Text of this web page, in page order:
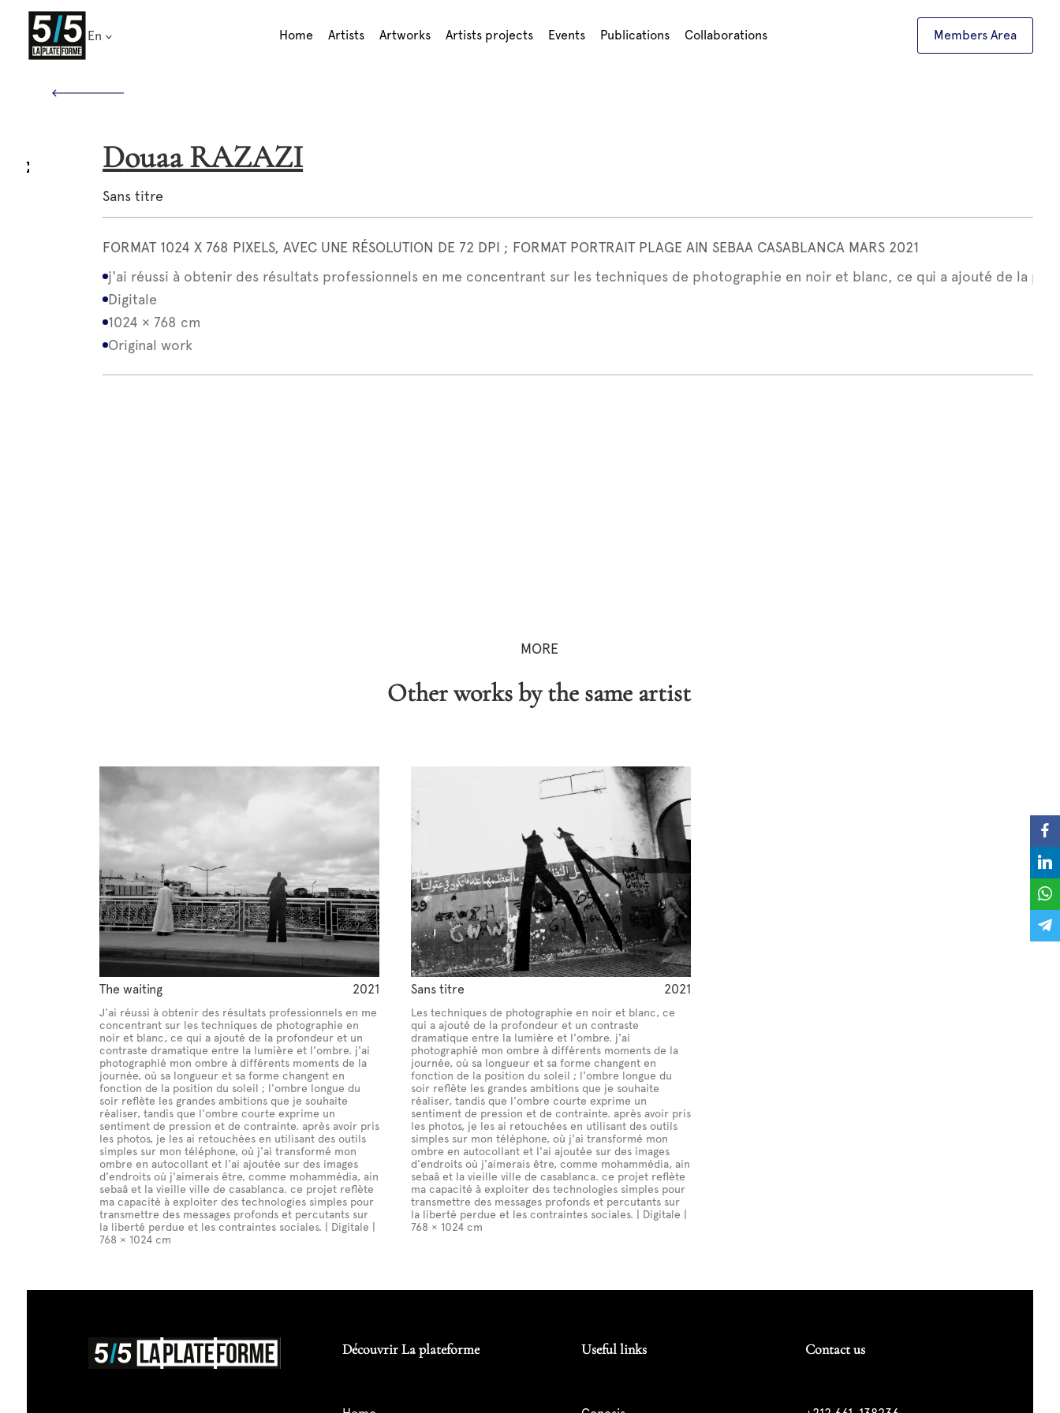
Skip
to
content
En Home Artists Artworks Artists projects Events Publications Collaborations Members Area
Douaa RAZAZI
Sans titre
FORMAT 1024 X 768 PIXELS, AVEC UNE RÉSOLUTION DE 72 DPI ; FORMAT PORTRAIT PLAGE AIN SEBAA CASABLANCA MARS 2021
j'ai réussi à obtenir des résultats professionnels en me concentrant sur les techniques de photographie en noir et blanc, ce qui a ajouté de la
Digitale
1024 × 768 cm
Original work
MORE
Other works by the same artist
The waiting 2021
J'ai réussi à obtenir des résultats professionnels en me
concentrant sur les techniques de photographie en
noir et blanc, ce qui a ajouté de la profondeur et un
contraste dramatique entre la lumière et l'ombre. j'ai
photographié mon ombre à différents moments de la
journée, où sa longueur et sa forme changent en
fonction de la position du soleil ; l'ombre longue du
soir reflète les grandes ambitions que je souhaite
réaliser, tandis que l'ombre courte exprime un
sentiment de pression et de contrainte. après avoir pris
les photos, je les ai retouchées en utilisant des outils
simples sur mon téléphone, où j'ai transformé mon
ombre en autocollant et l'ai ajoutée sur des images
d'endroits où j'aimerais être, comme mohammédia, ain
sebaâ et la vieille ville de casablanca. ce projet reflète
ma capacité à exploiter des technologies simples pour
transmettre des messages profonds et percutants sur
la liberté perdue et les contraintes sociales. | Digitale |
768 × 1024 cm
Sans titre 2021
Les techniques de photographie en noir et blanc, ce
qui a ajouté de la profondeur et un contraste
dramatique entre la lumière et l'ombre. j'ai
photographié mon ombre à différents moments de la
journée, où sa longueur et sa forme changent en
fonction de la position du soleil ; l'ombre longue du
soir reflète les grandes ambitions que je souhaite
réaliser, tandis que l'ombre courte exprime un
sentiment de pression et de contrainte. après avoir pris
les photos, je les ai retouchées en utilisant des outils
simples sur mon téléphone, où j'ai transformé mon
ombre en autocollant et l'ai ajoutée sur des images
d'endroits où j'aimerais être, comme mohammédia, ain
sebaâ et la vieille ville de casablanca. ce projet reflète
ma capacité à exploiter des technologies simples pour
transmettre des messages profonds et percutants sur
la liberté perdue et les contraintes sociales. | Digitale |
768 × 1024 cm
Découvrir La plateforme Useful links Contact us